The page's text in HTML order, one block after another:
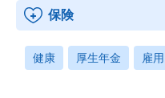
保険
健康 厚生年金 雇用